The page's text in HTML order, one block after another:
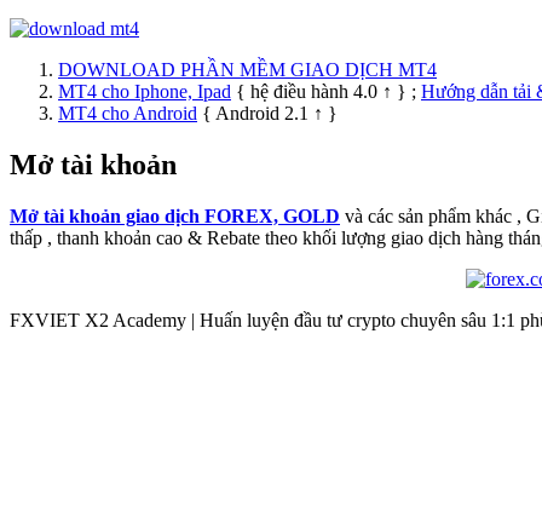
DOWNLOAD PHẦN MỀM GIAO DỊCH MT4
MT4 cho Iphone, Ipad { hệ điều hành 4.0 ↑ } ; Hướng dẫn tải
MT4 cho Android { Android 2.1 ↑ }
Mở tài khoản
Mở tài khoản giao dịch FOREX, GOLD và các sản phẩm khác ,
thấp , thanh khoản cao & Rebate theo khối lượng giao dịch hàng
FXVIET X2 Academy | Huấn luyện đầu tư crypto chuyên sâu 1:1